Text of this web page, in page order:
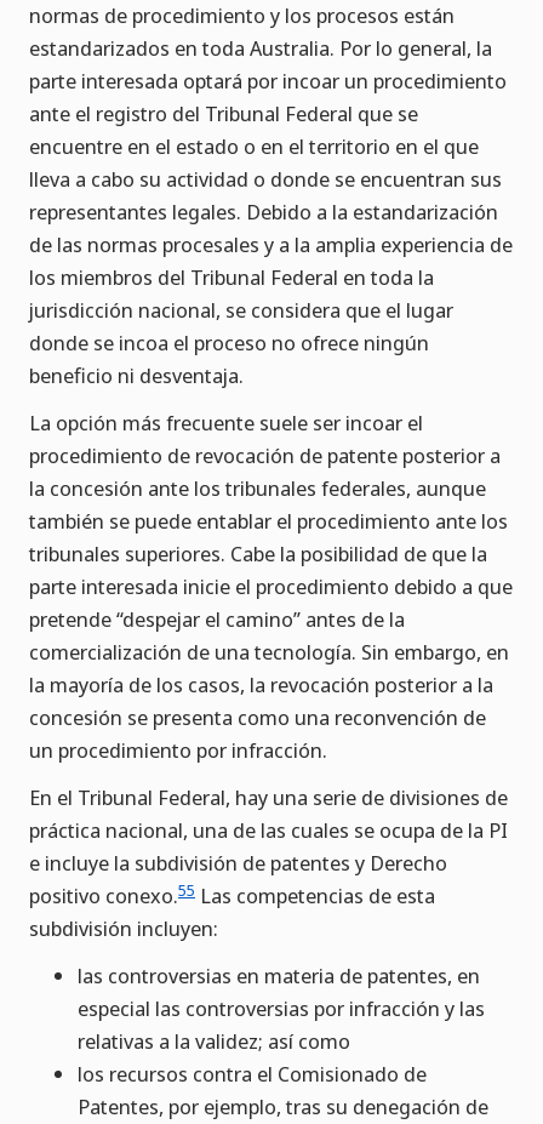
normas de procedimiento y los procesos están
estandarizados en toda Australia. Por lo general, la
parte interesada optará por incoar un procedimiento
ante el registro del Tribunal Federal que se
encuentre en el estado o en el territorio en el que
lleva a cabo su actividad o donde se encuentran sus
representantes legales. Debido a la estandarización
de las normas procesales y a la amplia experiencia de
los miembros del Tribunal Federal en toda la
jurisdicción nacional, se considera que el lugar
donde se incoa el proceso no ofrece ningún
beneficio ni desventaja.
La opción más frecuente suele ser incoar el
procedimiento de revocación de patente posterior a
la concesión ante los tribunales federales, aunque
también se puede entablar el procedimiento ante los
tribunales superiores. Cabe la posibilidad de que la
parte interesada inicie el procedimiento debido a que
pretende “despejar el camino” antes de la
comercialización de una tecnología. Sin embargo, en
la mayoría de los casos, la revocación posterior a la
concesión se presenta como una reconvención de
un procedimiento por infracción.
En el Tribunal Federal, hay una serie de divisiones de
práctica nacional, una de las cuales se ocupa de la PI
e incluye la subdivisión de patentes y Derecho
positivo conexo.55 Las competencias de esta
subdivisión incluyen:
las controversias en materia de patentes, en
especial las controversias por infracción y las
relativas a la validez; así como
los recursos contra el Comisionado de
Patentes, por ejemplo, tras su denegación de